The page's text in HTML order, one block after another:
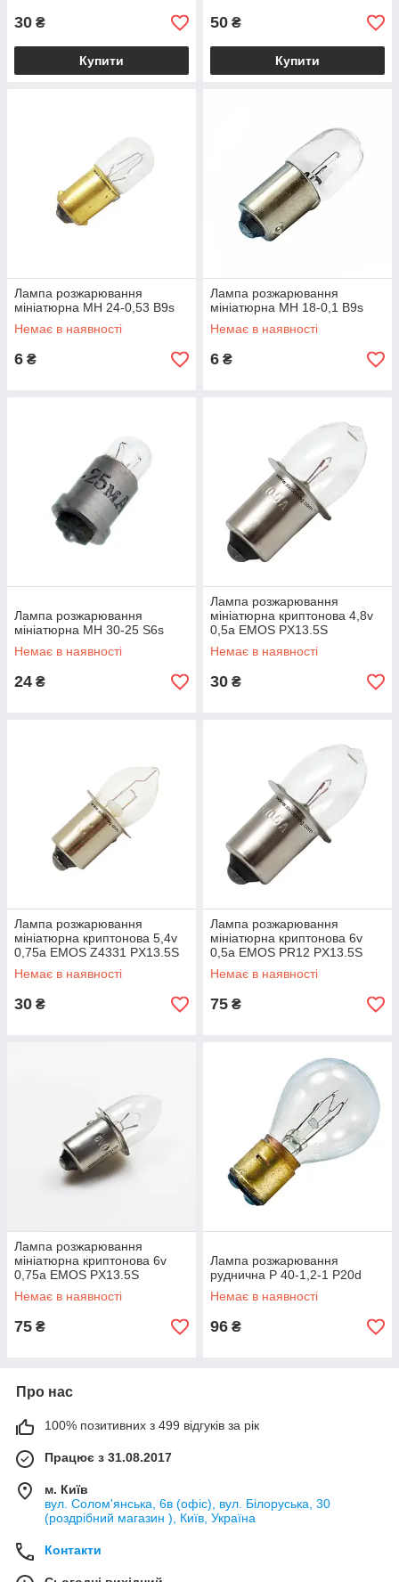
30 ₴
Купити
50 ₴
Купити
Лампа розжарювання
мініатюрна МН 24-0,53 B9s
Немає в наявності
6 ₴
Лампа розжарювання
мініатюрна МН 18-0,1 B9s
Немає в наявності
6 ₴
Лампа розжарювання
мініатюрна МН 30-25 S6s
Немає в наявності
24 ₴
Лампа розжарювання
мініатюрна криптонова 4,8v
0,5a EMOS PX13.5S
Немає в наявності
30 ₴
Лампа розжарювання
мініатюрна криптонова 5,4v
0,75a EMOS Z4331 PX13.5S
Немає в наявності
30 ₴
Лампа розжарювання
мініатюрна криптонова 6v
0,5a EMOS PR12 PX13.5S
Немає в наявності
75 ₴
Лампа розжарювання
мініатюрна криптонова 6v
0,75a EMOS PX13.5S
Немає в наявності
75 ₴
Лампа розжарювання
руднична Р 40-1,2-1 P20d
Немає в наявності
96 ₴
Про нас
100% позитивних з 499 відгуків за рік
Працює з 31.08.2017
м. Київ
вул. Солом'янська, 6в (офіс), вул. Білоруська, 30
(роздрібний магазин ), Київ, Україна
Контакти